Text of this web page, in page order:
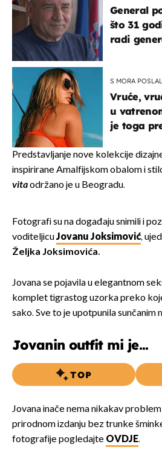
General
što 31
radi
S MORA
Vruće,
u
je toga
Predstavljanje nove kolekcije
inspirirane Amalfijskom obalom i
vitaodržano je u Beogradu.
Fotografi su na događaju snimili i
voditeljicuJovanu Joksimović,
Željka Joksimovića.
Jovana se pojavila u elegantnom
komplet tigrastog uzorka preko
sako. Sve to je upotpunila sunčanim
Jovanin outfit mi je...
TOP
Jovana inače nema nikakav
prirodnom izdanju bez trunke
fotografije pogledajte OVDJE.